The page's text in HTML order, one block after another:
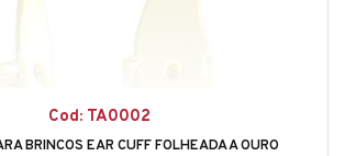
Cod: TA0002
BRINCOS EAR CUFF FOLHEADA A OURO